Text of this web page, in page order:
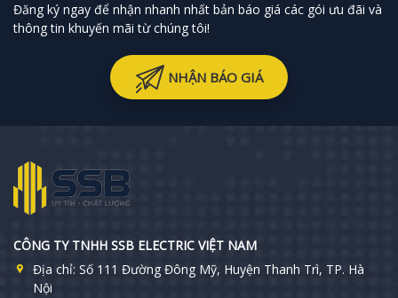
Đăng ký ngay để nhận nhanh nhất bản báo giá các gói ưu đãi và
thông tin khuyến mãi từ chúng tôi!
NHẬN BÁO GIÁ
CÔNG TY TNHH SSB ELECTRIC VIỆT NAM
Địa chỉ: Số 111 Đường Đông Mỹ, Huyện Thanh Trì, TP. Hà
Nội